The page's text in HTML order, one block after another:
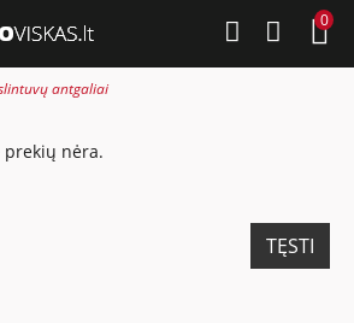
0
antgaliai
prekių nėra.
TĘSTI